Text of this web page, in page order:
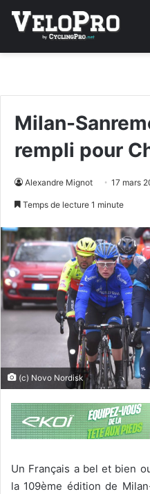
Milan-
rempli pour
Alexandre Mignot 17 mars
Temps de lecture 1 minute
(c) Novo Nordisk
Un Français a bel et bien
la 109ème édition de